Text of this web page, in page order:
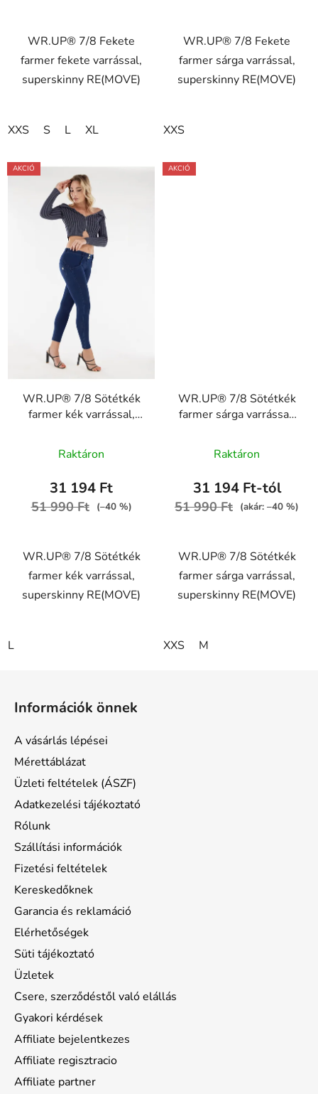
WR.UP® 7/8 Fekete
farmer fekete varrással,
superskinny RE(MOVE)
XXS S L XL
WR.UP® 7/8 Fekete
farmer sárga varrással,
superskinny RE(MOVE)
XXS
AKCIÓ
WR.UP® 7/8 Sötétkék
farmer kék varrással,
WRUP4RC002ORG,
J0Btermék
átlagos
értékelése
5,0
csillag.
Raktáron
31 194 Ft
51 990 Ft (–40 %)
WR.UP® 7/8 Sötétkék
farmer kék varrással,
superskinny RE(MOVE)
L
AKCIÓ
WR.UP® 7/8 Sötétkék
farmer sárga varrással,
WRUP4RC002ORG,
J0Y
Raktáron
31 194 Ft-tól
51 990 Ft (akár: –40 %)
WR.UP® 7/8 Sötétkék
farmer sárga varrással,
superskinny RE(MOVE)
XXS M
Információk önnek
A vásárlás lépései
Mérettáblázat
Üzleti feltételek (ÁSZF)
Adatkezelési tájékoztató
Rólunk
Szállítási információk
Fizetési feltételek
Kereskedőknek
Garancia és reklamáció
Elérhetőségek
Süti tájékoztató
Üzletek
Csere, szerződéstől való elállás
Gyakori kérdések
Affiliate bejelentkezes
Affiliate regisztracio
Affiliate partner